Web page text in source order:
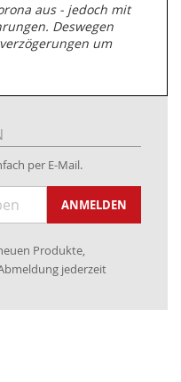
aus - jedoch mit
Deswegen
um
unserer
Kabeltrommeln
Kabelbedruckung
Identity (CI)
(inkl.
SOFORT-Überweisung
per E-Mail.
ANMELDEN
Produkte,
jederzeit